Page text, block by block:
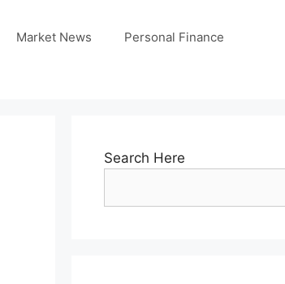
Market News
Personal Finance
Search Here